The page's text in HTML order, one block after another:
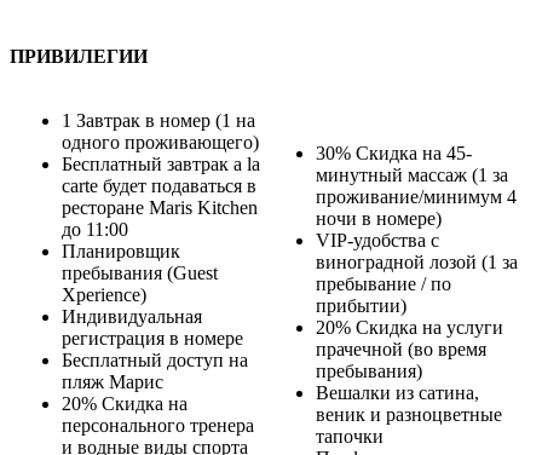
ПРИВИЛЕГИИ
1 Завтрак в номер (1 на
одного проживающего)
Бесплатный завтрак a la
carte будет подаваться в
ресторане Maris Kitchen
до 11:00
Планировщик
пребывания (Guest
Xperience)
Индивидуальная
регистрация в номере
Бесплатный доступ на
пляж Марис
20% Скидка на
персонального тренера
и водные виды спорта
30% Скидка на 45-
минутный массаж (1 за
проживание/минимум 4
ночи в номере)
VIP-удобства с
виноградной лозой (1 за
пребывание / по
прибытии)
20% Скидка на услуги
прачечной (во время
пребывания)
Вешалки из сатина,
веник и разноцветные
тапочки